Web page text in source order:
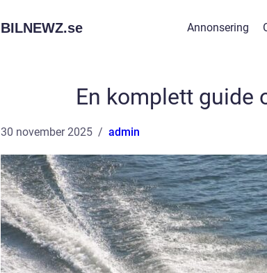
BILNEWZ.se Annonsering
En komplett guide
30 november 2025 admin